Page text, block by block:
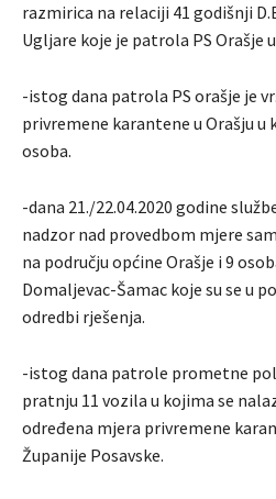
razmirica na relaciji 41 godišnji
Ugljare koje je patrola PS Orašje
-istog dana patrola PS orašje je
privremene karantene u Orašju u
osoba.
-dana 21./22.04.2020 godine
nadzor nad provedbom mjere
na području općine Orašje i 9
Domaljevac-Šamac koje su se u
odredbi rješenja.
-istog dana patrole prometne
pratnju 11 vozila u kojima se
određena mjera privremene
Županije Posavske.